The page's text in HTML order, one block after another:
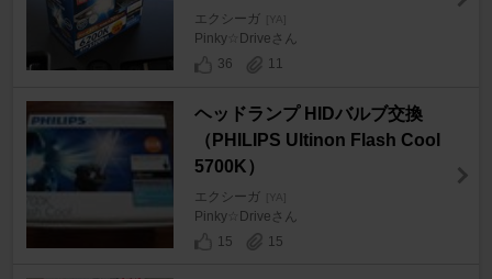
エクシーガ [YA]
Pinky☆Driveさん
36
11
ヘッドランプ HIDバルブ交換
（PHILIPS Ultinon Flash Cool
5700K）
エクシーガ [YA]
Pinky☆Driveさん
15
15